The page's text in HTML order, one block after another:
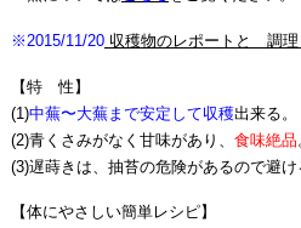
※2015/11/20収穫物のレポートと 調理
【特 性】
(1)中蕪〜大蕪まで安定して収穫出来る。
(2)青くさみがなく甘味があり、 食味絶品
(3)遅蒔きは、抽苔の危険があるので避け
【体にやさしい簡単レシピ】